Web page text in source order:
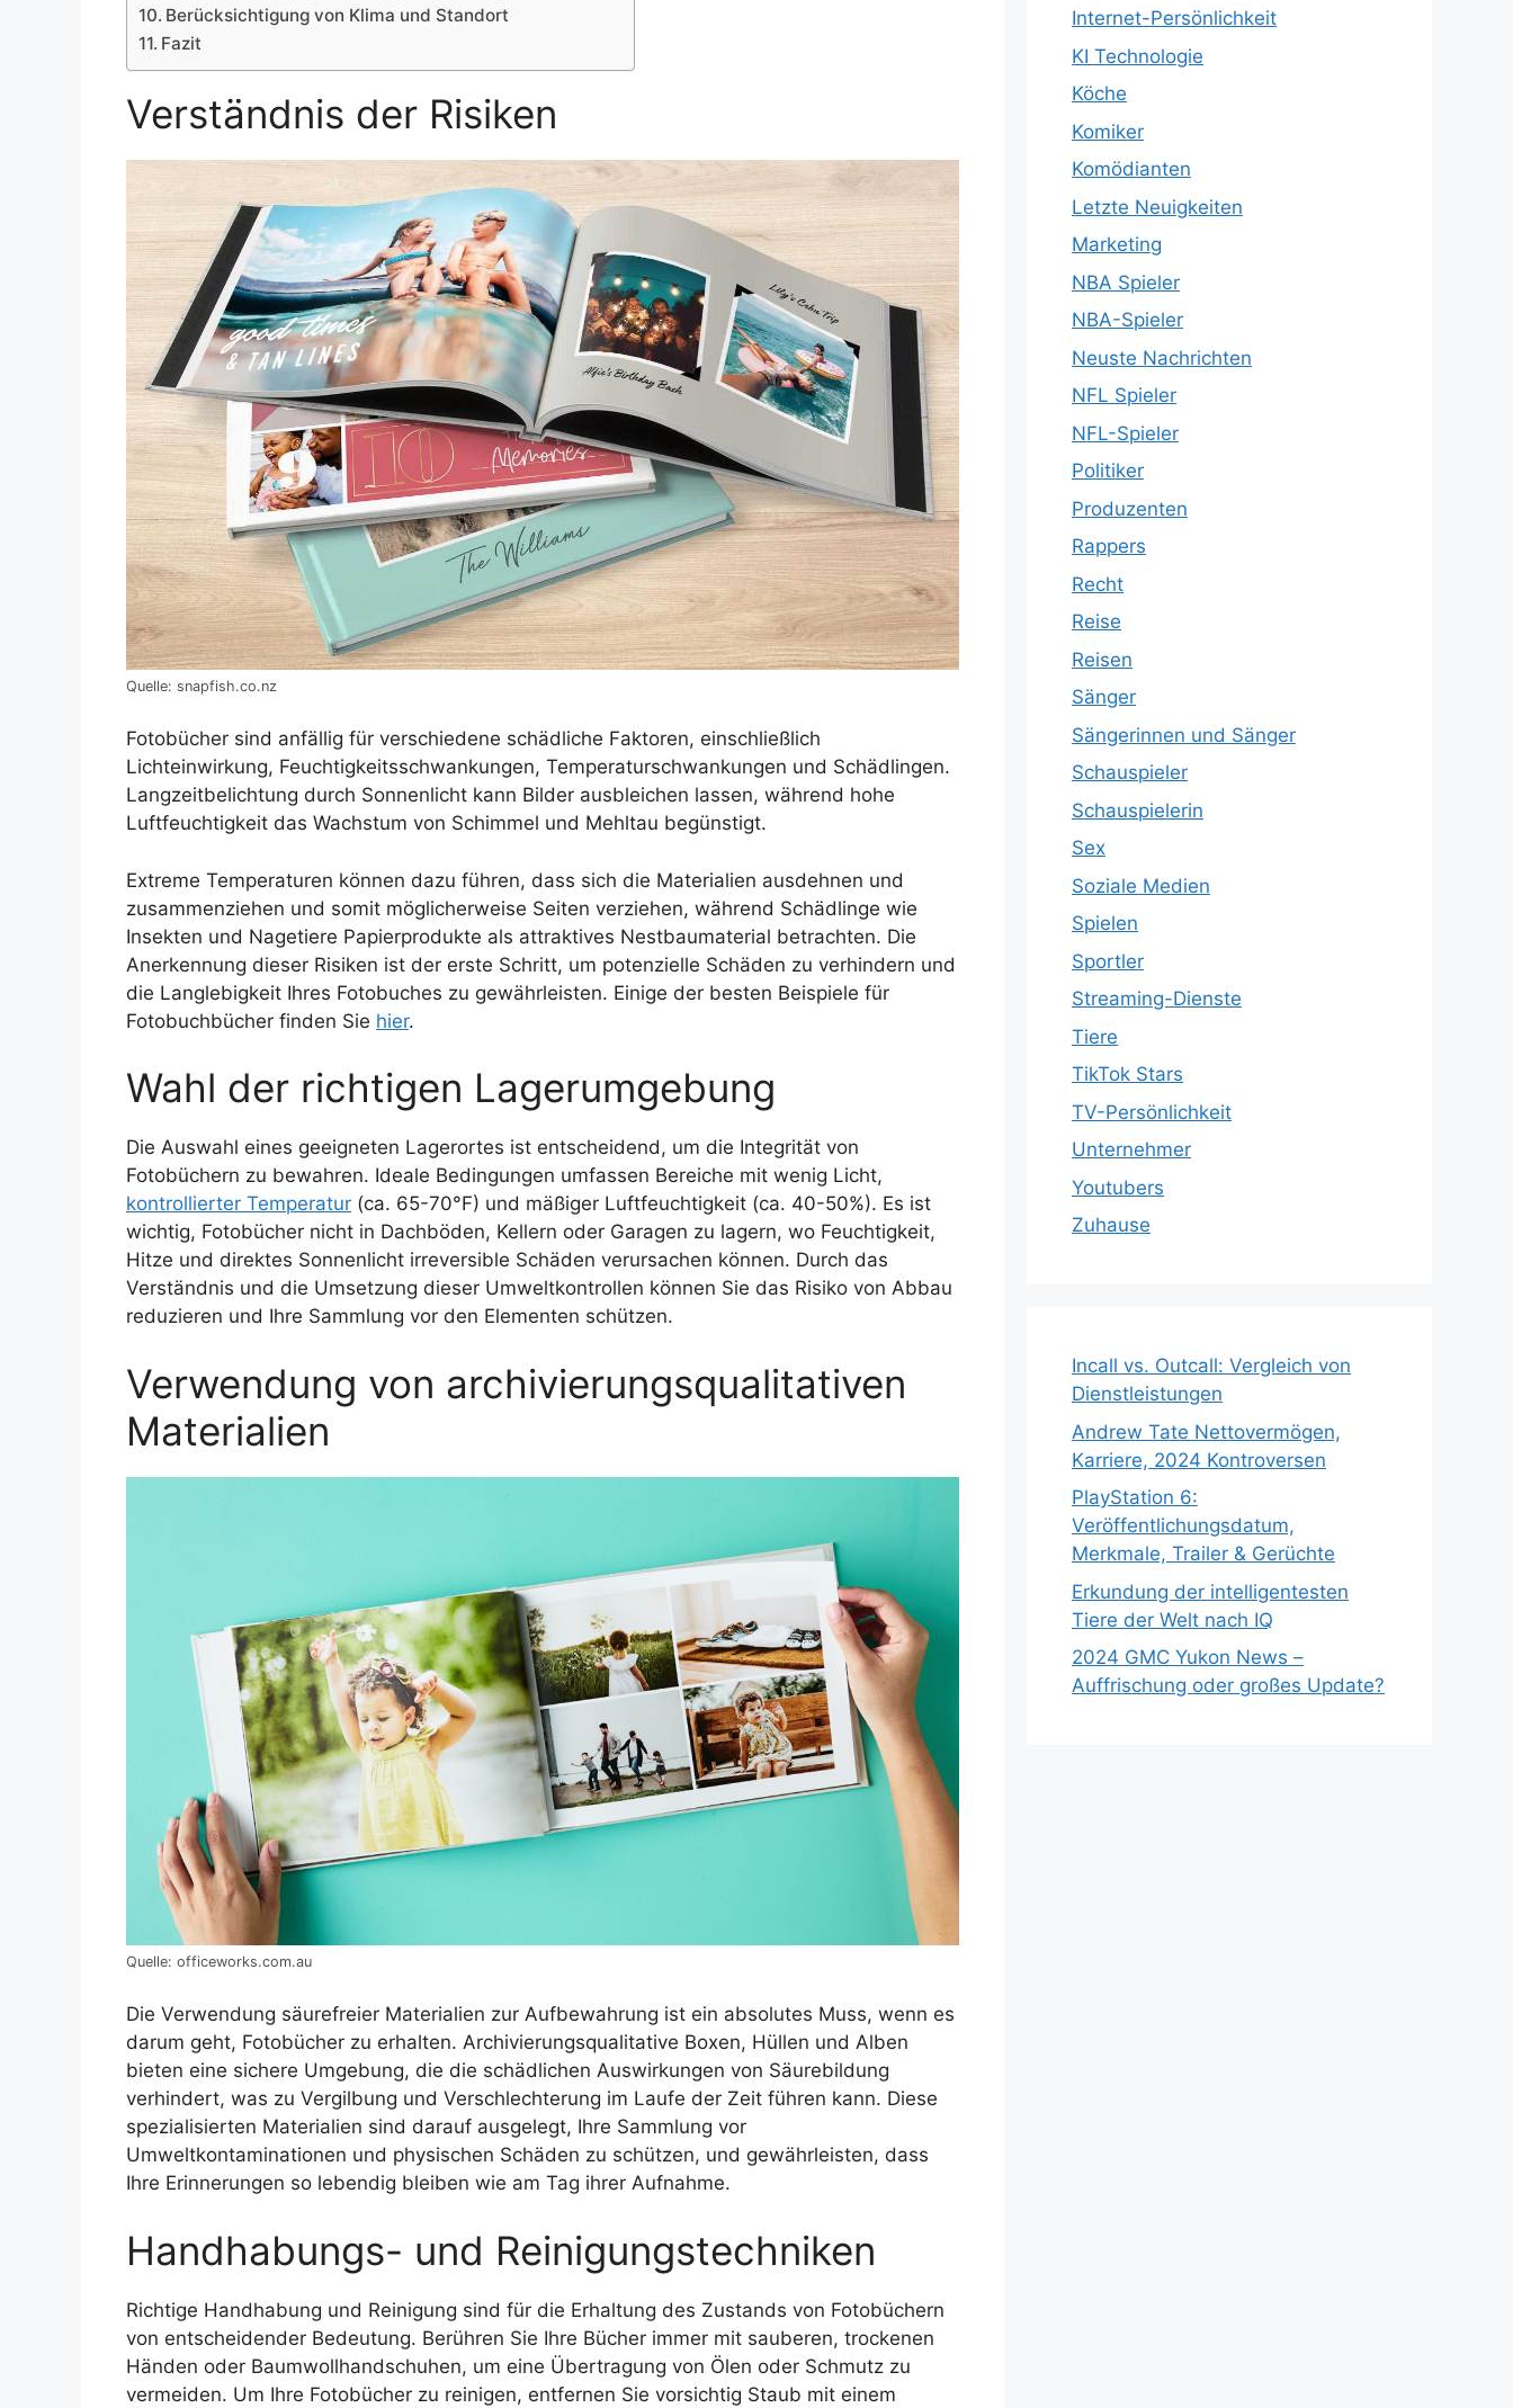
Berücksichtigung von Klima und Standort
Fazit
Verständnis der Risiken
Quelle: snapfish.co.nz
Fotobücher sind anfällig für verschiedene schädliche Faktoren, einschließlich
Lichteinwirkung, Feuchtigkeitsschwankungen, Temperaturschwankungen und Schädlingen.
Langzeitbelichtung durch Sonnenlicht kann Bilder ausbleichen lassen, während hohe
Luftfeuchtigkeit das Wachstum von Schimmel und Mehltau begünstigt.
Extreme Temperaturen können dazu führen, dass sich die Materialien ausdehnen und
zusammenziehen und somit möglicherweise Seiten verziehen, während Schädlinge wie
Insekten und Nagetiere Papierprodukte als attraktives Nestbaumaterial betrachten. Die
Anerkennung dieser Risiken ist der erste Schritt, um potenzielle Schäden zu verhindern und
die Langlebigkeit Ihres Fotobuches zu gewährleisten. Einige der besten Beispiele für
Fotobuchbücher finden Sie hier.
Wahl der richtigen Lagerumgebung
Die Auswahl eines geeigneten Lagerortes ist entscheidend, um die Integrität von
Fotobüchern zu bewahren. Ideale Bedingungen umfassen Bereiche mit wenig Licht,
kontrollierter Temperatur (ca. 65-70°F) und mäßiger Luftfeuchtigkeit (ca. 40-50%). Es ist
wichtig, Fotobücher nicht in Dachböden, Kellern oder Garagen zu lagern, wo Feuchtigkeit,
Hitze und direktes Sonnenlicht irreversible Schäden verursachen können. Durch das
Verständnis und die Umsetzung dieser Umweltkontrollen können Sie das Risiko von Abbau
reduzieren und Ihre Sammlung vor den Elementen schützen.
Verwendung von archivierungsqualitativen
Materialien
Quelle: officeworks.com.au
Die Verwendung säurefreier Materialien zur Aufbewahrung ist ein absolutes Muss, wenn es
darum geht, Fotobücher zu erhalten. Archivierungsqualitative Boxen, Hüllen und Alben
bieten eine sichere Umgebung, die die schädlichen Auswirkungen von Säurebildung
verhindert, was zu Vergilbung und Verschlechterung im Laufe der Zeit führen kann. Diese
spezialisierten Materialien sind darauf ausgelegt, Ihre Sammlung vor
Umweltkontaminationen und physischen Schäden zu schützen, und gewährleisten, dass
Ihre Erinnerungen so lebendig bleiben wie am Tag ihrer Aufnahme.
Handhabungs- und Reinigungstechniken
Richtige Handhabung und Reinigung sind für die Erhaltung des Zustands von Fotobüchern
von entscheidender Bedeutung. Berühren Sie Ihre Bücher immer mit sauberen, trockenen
Händen oder Baumwollhandschuhen, um eine Übertragung von Ölen oder Schmutz zu
vermeiden. Um Ihre Fotobücher zu reinigen, entfernen Sie vorsichtig Staub mit einem
Internet-Persönlichkeit
KI Technologie
Köche
Komiker
Komödianten
Letzte Neuigkeiten
Marketing
NBA Spieler
NBA-Spieler
Neuste Nachrichten
NFL Spieler
NFL-Spieler
Politiker
Produzenten
Rappers
Recht
Reise
Reisen
Sänger
Sängerinnen und Sänger
Schauspieler
Schauspielerin
Sex
Soziale Medien
Spielen
Sportler
Streaming-Dienste
Tiere
TikTok Stars
TV-Persönlichkeit
Unternehmer
Youtubers
Zuhause
Incall vs. Outcall: Vergleich von
Dienstleistungen
Andrew Tate Nettovermögen,
Karriere, 2024 Kontroversen
PlayStation 6:
Veröffentlichungsdatum,
Merkmale, Trailer & Gerüchte
Erkundung der intelligentesten
Tiere der Welt nach IQ
2024 GMC Yukon News –
Auffrischung oder großes Update?